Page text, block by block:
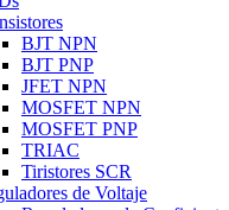
BJT NPN
BJT PNP
JFET NPN
MOSFET NPN
MOSFET PNP
TRIAC
Tiristores SCR
de Voltaje